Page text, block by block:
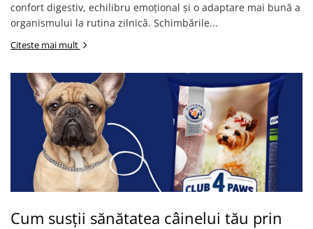
confort digestiv, echilibru emoțional și o adaptare mai bună a
organismului la rutina zilnică. Schimbările...
Citeste mai mult
Cum susții sănătatea câinelui tău prin